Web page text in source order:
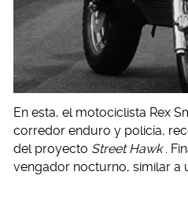
En esta, el motociclista Rex
corredor enduro y policía,
del proyecto Street Hawk
.
vengador nocturno, similar a